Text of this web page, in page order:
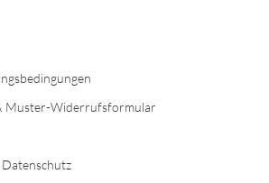
Muster-Widerrufsformular